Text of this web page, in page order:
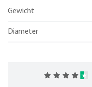
Gewicht
Diameter